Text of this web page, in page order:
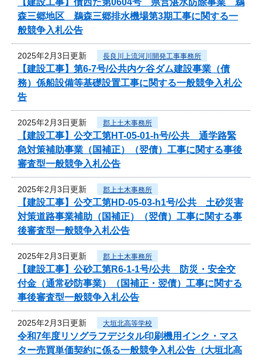
森三郷地区 鵜森三郷排水機場第3期工事に関する一
般競争入札公告
2025年2月3日更新 長良川上流河川開発工事事務所
【建設工事】第6-7号/公共内ケ谷ダム建設事業（債
務）係船設備等基礎設置工事に関する一般競争入札公
告
2025年2月3日更新 郡上土木事務所
【建設工事】公交工第HT-05-01-h号/公共 通学路緊
急対策補助事業（国補正）（翌債）工事に関する事後
審査型一般競争入札公告
2025年2月3日更新 郡上土木事務所
【建設工事】公交工第HD-05-03-h1号/公共 土砂災害
対策道路事業補助（国補正）（翌債）工事に関する事
後審査型一般競争入札公告
2025年2月3日更新 郡上土木事務所
【建設工事】公砂工第R6-1-1号/公共 防災・安全交
付金（通常砂防事業）（国補正・翌債）工事に関する
事後審査型一般競争入札公告
2025年2月3日更新 大垣北高等学校
令和7年度リソグラフデジタル印刷機用インク・マス
ター売買単価契約に係る一般競争入札公告（大垣北高